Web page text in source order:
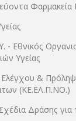
Φαρμακεία
- Εθνικός
Υγείας
&
(ΚΕ.ΕΛ.Π.ΝΟ.)
Δράσης για